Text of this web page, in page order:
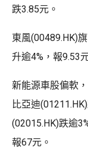
跌3.85元。
東風(00489.HK)
升逾4%，報9.53
新能源車股偏軟
比亞迪
(02015.HK)跌逾
報67元。